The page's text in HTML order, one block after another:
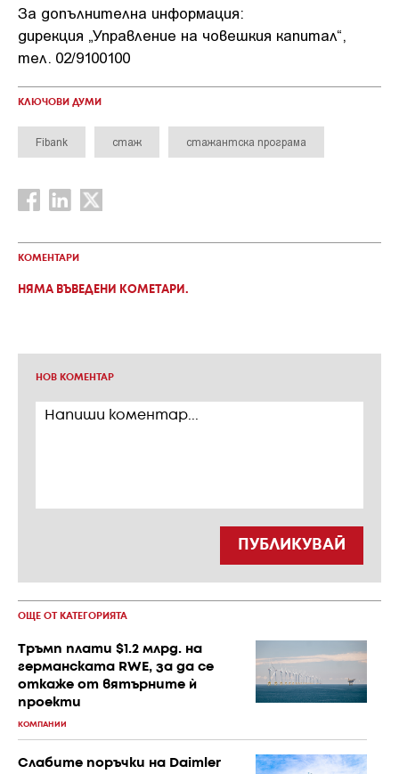
За допълнителна информация:
дирекция „Управление на човешкия капитал“,
тел. 02/9100100
КЛЮЧОВИ ДУМИ
Fibank стаж стажантска програма
КОМЕНТАРИ
НЯМА ВЪВЕДЕНИ КОМЕТАРИ.
НОВ КОМЕНТАР
ПУБЛИКУВАЙ
ОЩЕ ОТ КАТЕГОРИЯТА
Тръмп плати $1.2 млрд. на
германската RWE, за да се
откаже от вятърните ѝ
проекти
КОМПАНИИ
Слабите поръчки на Daimler